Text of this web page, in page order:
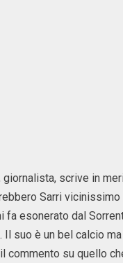
scrive in
Sarri vicinissimo
fa esonerato dal
Il suo è un bel calcio
commento su quello